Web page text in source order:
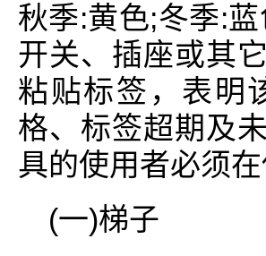
秋季:黄色;冬季:
开关、插座或其
粘贴标签，表明
格、标签超期及
具的使用者必须
(一)梯子